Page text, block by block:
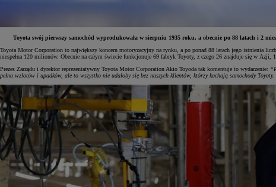
Od81 900 zł
Yaris Cross
HYBRID
Toyota swój pierwszy samochód wyprodukowała w sierpniu 1935 roku, a obecnie po 88 latach i 2
Toyota Motor Corporation to największy koncern motoryzacyjny na rynku, a po ponad 88 latach jego istnienia
niespełna 120 milionów. Obecnie na całym świecie funkcjonuje 69 fabryk Toyoty, z czego 26 znajduje się w
Prezes Zarządu i dyrektor reprezentatywny Toyota Motor Corporation Akio Toyoda tak komentuje to wydarzenie:
pełna wzlotów i upadków, ale to wszystko nie udałoby się bez naszych klientów, którzy kochają samochody Toyoty.